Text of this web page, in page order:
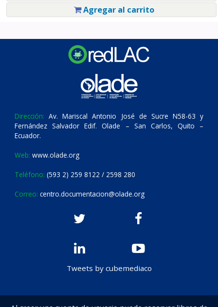
Agregar al carrito
Dirección: Av. Mariscal Antonio José de Sucre N58-63 y
Fernández Salvador Edif. Olade – San Carlos, Quito –
Ecuador.
Web: www.olade.org
Teléfono: (593 2) 259 8122 / 2598 280
Correo: centro.documentacion@olade.org
Tweets by cubemediaco